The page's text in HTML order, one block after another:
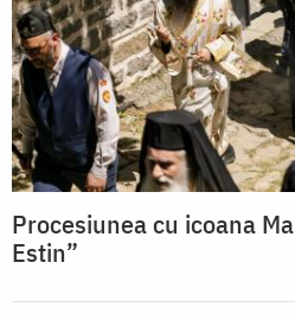
Procesiunea cu icoana
Estin”